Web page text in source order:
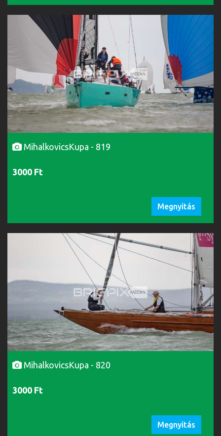
MihalkovicsKupa - 819
3000 Ft
Megnyitás
MihalkovicsKupa - 820
3000 Ft
Megnyitás